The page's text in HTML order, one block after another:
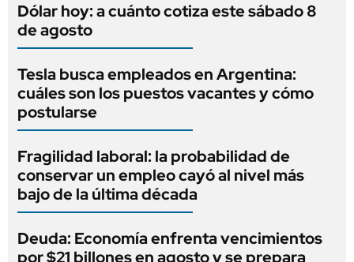
Dólar hoy: a cuánto cotiza este sábado 8
de agosto
Tesla busca empleados en Argentina:
cuáles son los puestos vacantes y cómo
postularse
Fragilidad laboral: la probabilidad de
conservar un empleo cayó al nivel más
bajo de la última década
Deuda: Economía enfrenta vencimientos
por $21 billones en agosto y se prepara